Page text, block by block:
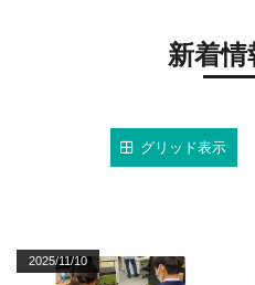
新着情
グリッド表示
2025/11/10